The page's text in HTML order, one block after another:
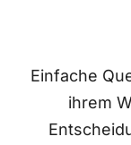
Einfache
ihrem